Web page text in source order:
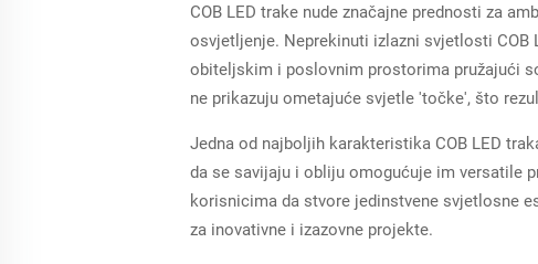
COB LED trake nude značajne prednosti za
osvjetljenje. Neprekinuti izlazni svjetlosti
obiteljskim i poslovnim prostorima pružajući
ne prikazuju ometajuće svjetle 'točke', što
Jedna od najboljih karakteristika COB LED
da se savijaju i obliju omogućuje im versatile
korisnicima da stvore jedinstvene svjetlosne
za inovativne i izazovne projekte.